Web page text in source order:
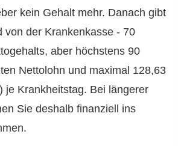
kein Gehalt mehr. Danach gibt
von der Krankenkasse - 70
aber höchstens 90
Nettolohn und maximal 128,63
je Krankheitstag. Bei längerer
Sie deshalb finanziell ins